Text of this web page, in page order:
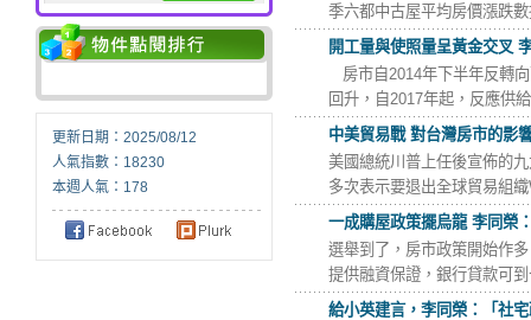
更新日期：2025/08/12
人氣指數：18230
本週人氣：178
季六都中古屋平均房價漲跌
開工量與使照量呈黃金交叉
房市自2014年下半年反轉
回升，自2017年起，反應供
中美貿易戰 對台灣房市的影
美國總統川普上任後宣佈的
多次表示要退出全球貿易組
一成購屋政策擺烏龍 李同榮
選舉到了，房市政策開始作
提供融資保證，銀行貸款可
給小英建言，李同榮：「社